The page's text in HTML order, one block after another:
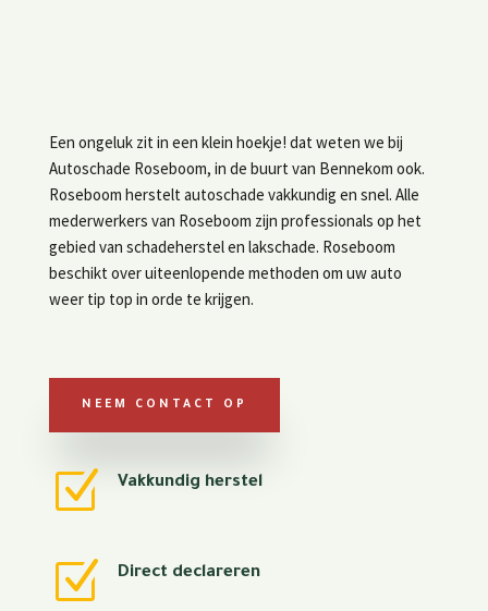
Een ongeluk zit in een klein hoekje! dat weten we bij
Autoschade Roseboom, in de buurt van Bennekom ook.
Roseboom herstelt autoschade vakkundig en snel. Alle
mederwerkers van Roseboom zijn professionals op het
gebied van schadeherstel en lakschade. Roseboom
beschikt over uiteenlopende methoden om uw auto
weer tip top in orde te krijgen.
NEEM CONTACT OP
Z Vakkundig herstel
Z Direct declareren